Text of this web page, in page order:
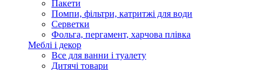
Пакети
Помпи, фільтри, катритжі для води
Серветки
Фольга, пергамент, харчова плівка
Меблі і декор
Все для ванни і туалету
Дитячі товари